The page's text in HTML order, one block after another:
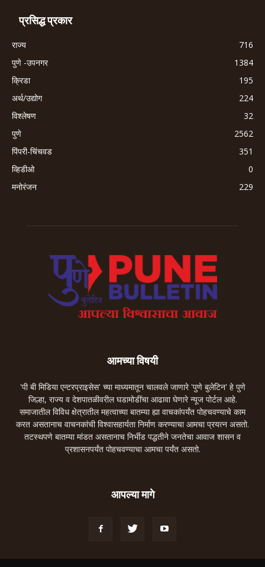
प्रसिद्ध प्रकार
राज्य
716
पुणे -उपनगर
1384
क्रिडा
195
अर्थ/उद्योग
224
विश्लेषण
32
पुणे
2562
पिंपरी-चिंचवड
351
व्हिडीओ
0
मनोरंजन
229
आमच्या विषयी
'पी बी मिडिया एन्टरप्राइसेस' च्या माध्यमातून चालवले जाणारे 'पुणे बुलेटिन' हे पुणे
जिल्हा, राज्य व देशपातळीवरील घडामोडींचा आढावा घेणारे न्यूज पोर्टल आहे.
समाजातील विविध क्षेत्रातील महत्वाच्या बातम्या ह्या वाचकांपर्यंत पोहचवण्याचे काम
करत असतानाच वाचनकांची विश्वासहार्यता निर्माण करण्याचा आमचा प्रयत्न असतो.
तटस्थपणे बातम्या मांडत असतानाच निर्भीड पद्धतीने जनतेचा आवाज शासन व
प्रशासनपर्यंत पोहचवण्याचा आमचा पर्यंत असतो.
आपल्या मागे